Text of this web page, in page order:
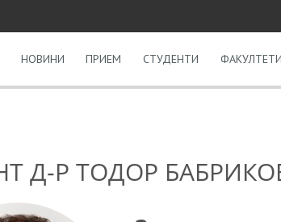
НОВИНИ ПРИЕМ СТУДЕНТИ ФАКУЛТЕТИ
Д-Р ТОДОР